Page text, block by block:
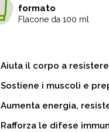
formato
Flacone da 100 ml
Aiuta il corpo a
Sostiene i muscoli e
Aumenta energia,
Rafforza le difese